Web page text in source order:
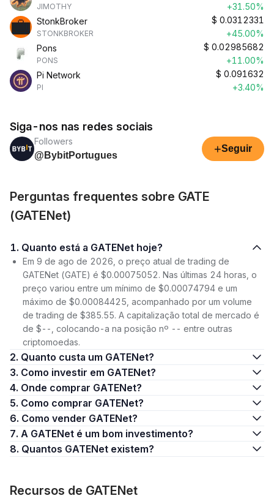
JIMOTHY
+31.50%
StonkBroker
STONKBROKER
$ 0.0312331
+45.00%
Pons
PONS
$ 0.02985682
+11.00%
Pi Network
PI
$ 0.091632
+3.40%
Siga-nos nas redes sociais
Followers
@BybitPortugues
+Seguir
Perguntas frequentes sobre GATE
(GATENet)
1. Quanto está a GATENet hoje?
Em 9 de ago de 2026, o preço atual de trading de
GATENet (GATE) é $0.00075052. Nas últimas 24 horas, o
preço variou entre um mínimo de $0.00074794 e um
máximo de $0.00084425, acompanhado por um volume
de trading de $385.55. A capitalização total de mercado é
de $--, colocando-a na posição nº -- entre outras
criptomoedas.
2. Quanto custa um GATENet?
3. Como investir em GATENet?
4. Onde comprar GATENet?
5. Como comprar GATENet?
6. Como vender GATENet?
7. A GATENet é um bom investimento?
8. Quantos GATENet existem?
Recursos de GATENet